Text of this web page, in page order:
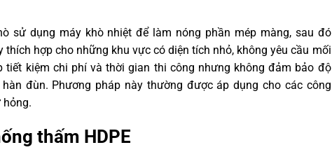
sử dụng máy khò nhiệt để làm nóng phần mép màng, sau đó
hợp cho những khu vực có diện tích nhỏ, không yêu cầu mối
tiết kiệm chi phí và thời gian thi công nhưng không đảm bảo độ
đùn. Phương pháp này thường được áp dụng cho các công
thấm HDPE